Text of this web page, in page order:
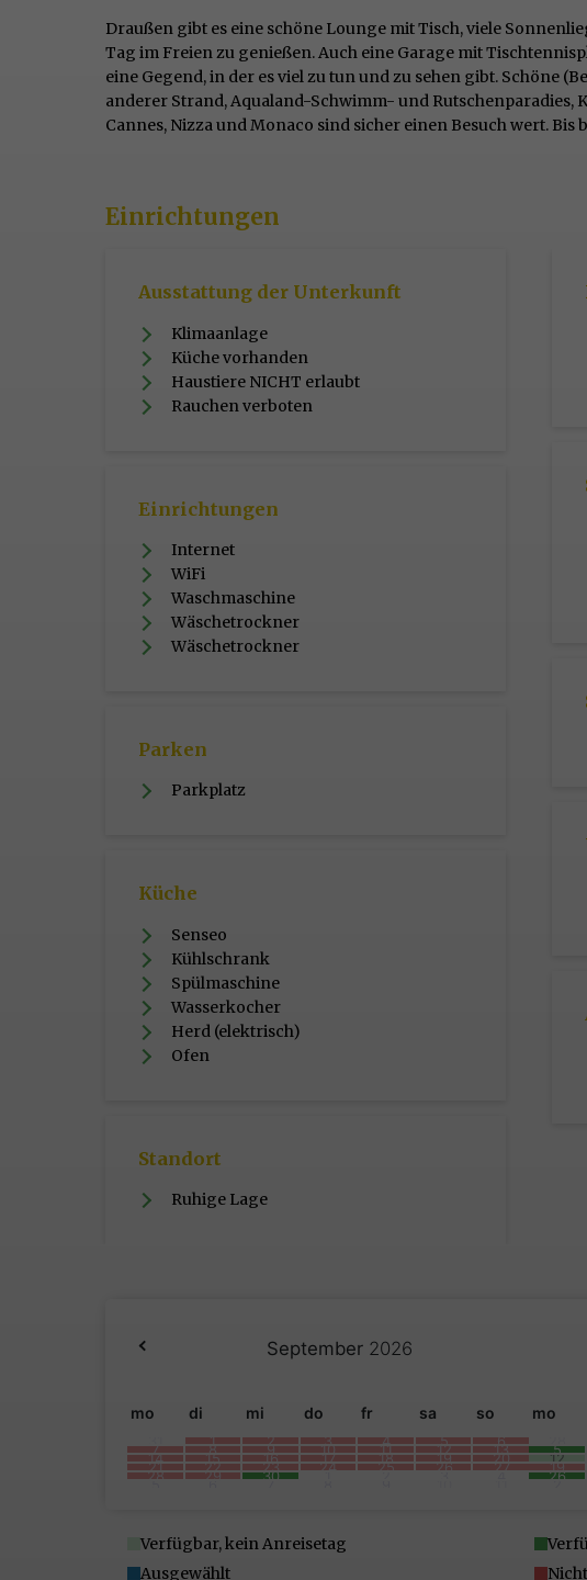
Draußen gibt es eine schöne Lounge mit Tisch, viele
Tag im Freien zu genießen. Auch eine Garage mit
eine Gegend, in der es viel zu tun und zu sehen gibt. Schöne
anderer Strand, Aqualand-Schwimm- und Rutschenparadies,
Cannes, Nizza und Monaco sind sicher einen Besuch wert. Bis
Einrichtungen
Ausstattung der Unterkunft
Klimaanlage
Küche vorhanden
Haustiere NICHT erlaubt
Rauchen verboten
Einrichtungen
Internet
WiFi
Waschmaschine
Wäschetrockner
Wäschetrockner
Parken
Parkplatz
Küche
Senseo
Kühlschrank
Spülmaschine
Wasserkocher
Herd (elektrisch)
Ofen
Standort
Ruhige Lage
September 2026
mo di mi do fr sa so
1 2 3 4 5 6
7 8 9 10 11 12 13
14 15 16 17 18 19 20
21 22 23 24 25 26 27
28 29 30 1 2 3 4
5 6 7
mo
5
12
19
26
2
Verfügbar, kein Anreisetag
Ausgewählt